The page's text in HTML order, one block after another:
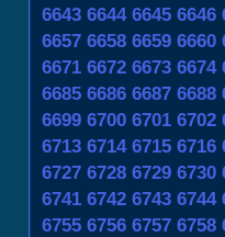
6643 6644 6645 6646
6657 6658 6659 6660
6671 6672 6673 6674
6685 6686 6687 6688
6699 6700 6701 6702
6713 6714 6715 6716
6727 6728 6729 6730
6741 6742 6743 6744
6755 6756 6757 6758